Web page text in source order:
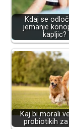
Kdaj se
jemanje
kapljic?
Kaj bi morali
probiotikih za